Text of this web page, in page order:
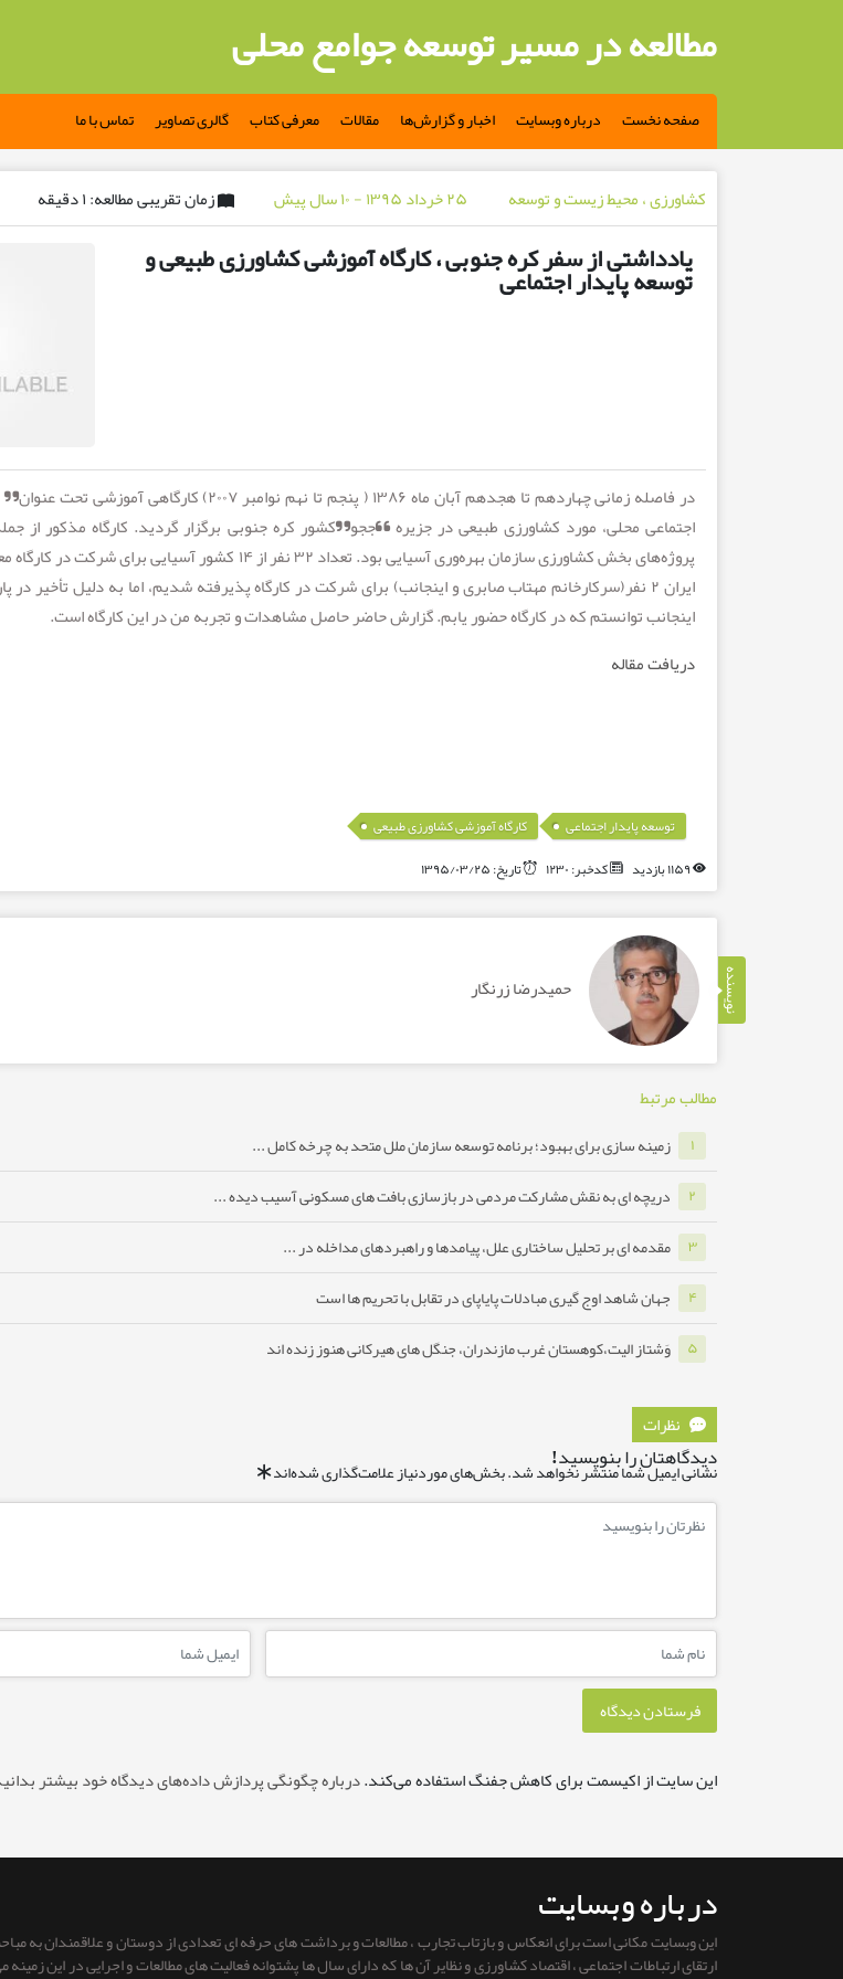
مطالعه در مسیر توسعه جوامع محلی
صفحه نخست درباره وبسایت اخبار و گزارش‌ها مقالات معرفی کتاب گالری تصاویر تماس با ما
کشاورزی ، محیط زیست و توسعه ۲۵ خرداد ۱۳۹۵ - ۱۰ سال پیش زمان تقریبی مطالعه: ۱ دقیقه
یادداشتی از سفر کره جنوبی ، کارگاه آموزشی کشاورزی طبیعی و
توسعه پایدار اجتماعی
در فاصله زمانی چهاردهم تا هجدهم آبان ماه ۱۳۸۶ ( پنجم تا نهم
اجتماعی محلی، مورد کشاورزی طبیعیدر جزیره “ججو”کشور کره جنوبی برگزار گردید. کارگاه مذکور از جمله
پروژه‌های بخش کشاورزی سازمان بهره‌وری آسیایی بود. تعداد ۳۲ نفر از ۱۴
ایران ۲ نفر(سرکارخانم مهتاب صابری و اینجانب) برای شرکت در کارگاه پذیرفته شدیم، اما به دلیل تأخیر در
اینجانب توانستم که در کارگاه حضور یابم. گزارش حاضر حاصل مشاهدات و تجربه من در این کارگاه است.
دریافت مقاله
توسعه پایدار اجتماعی کارگاه آموزشی کشاورزی طبیعی
کدخبر: ۱۲۳۰ تاریخ: ۱۳۹۵/۰۳/۲۵
نویسنده حمیدرضا زرنگار
مطالب مرتبط
۱ زمینه سازی برای بهبود؛ برنامه توسعه سازمان ملل متحد به چرخه کامل ...
۲ دریچه ای به نقش مشارکت مردمی در بازسازی بافت های مسکونی آسیب دیده ...
۳ مقدمه ای بر تحلیل ساختاری علل، پیامدها و راهبردهای مداخله در ...
۴ جهان شاهد اوج گیری مبادلات پایاپای در تقابل با تحریم ها است
۵ وَشتاز الیت،کوهستان غرب مازندران، جنگل های هیرکانی هنوز زنده اند
نظرات
دیدگاهتان را بنویسید!
نشانی ایمیل شما منتشر نخواهد شد. بخش‌های موردنیاز علامت‌گذاری شده‌اند*
این سایت از اکیسمت برای کاهش جفنگ استفاده می‌کند. درباره چگونگی پردازش داده‌های دیدگاه خود بیشتر
درباره وبسایت
این وبسایت مکانی است برای انعکاس و بازتاب تجارب ، مطالعات و برداشت های حرفه ای تعدادی از دوستان و علاقمندان به
ارتقای ارتباطات اجتماعی ، اقتصاد کشاورزی و نظایر آن ها که دارای سال ها پشتوانه فعالیت های مطالعات و اجرایی در این